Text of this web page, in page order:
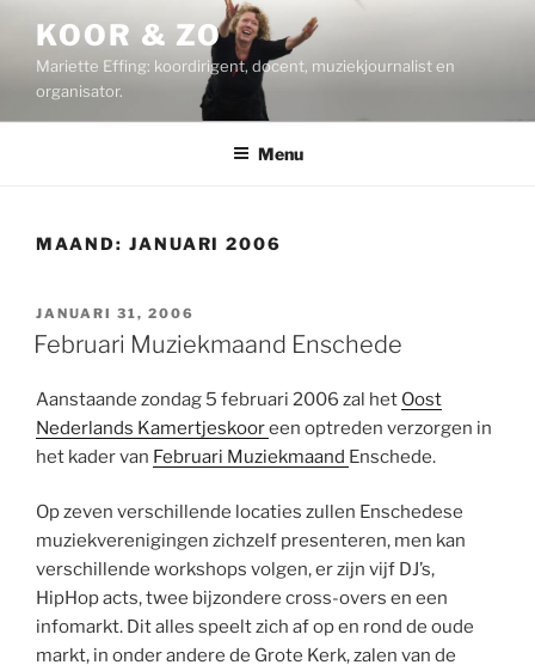
inhoud
KOOR & ZO
Mariette Effing: koordirigent, docent, muziekjournalist en
organisator.
Menu
MAAND: JANUARI 2006
GEPLAATST
OP
JANUARI 31, 2006
Februari Muziekmaand Enschede
Aanstaande zondag 5 februari 2006 zal het Oost
Nederlands Kamertjeskooreen optreden verzorgen in
het kader van Februari Muziekmaand Enschede.
Op zeven verschillende locaties zullen Enschedese
muziekverenigingen zichzelf presenteren, men kan
verschillende workshops volgen, er zijn vijf DJ’s,
HipHop acts, twee bijzondere cross-overs en een
infomarkt. Dit alles speelt zich af op en rond de oude
markt, in onder andere de Grote Kerk, zalen van de